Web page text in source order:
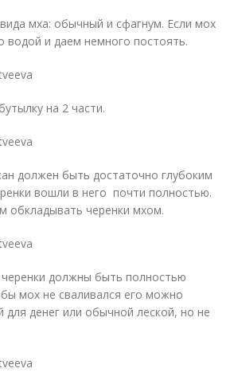
мха: обычный и сфагнум. Если мох
водой и даем немного постоять.
на 2 части.
должен быть достаточно глубоким
вошли в него почти полностью.
обкладывать черенки мхом.
должны быть полностью
мох не сваливался его можно
для денег или обычной леской, но не